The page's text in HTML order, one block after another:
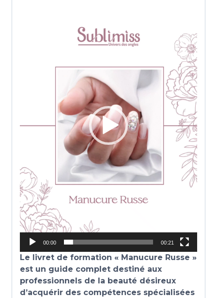
o
00:00 00:21
Le livret de formation « Manucure Russe »
est un guide complet destiné aux
professionnels de la beauté désireux
d’acquérir des compétences spécialisées